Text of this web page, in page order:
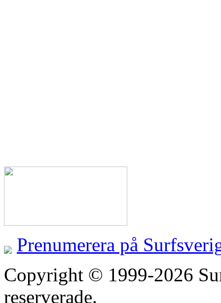
Prenumerera på
Copyright © 1999-2026
reserverade.